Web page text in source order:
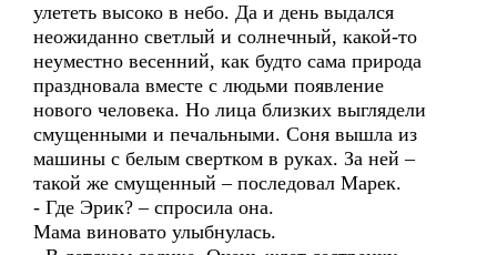
улететь высоко в небо. Да и день выдался
неожиданно светлый и солнечный, какой-то
неуместно весенний, как будто сама природа
праздновала вместе с людьми появление
нового человека. Но лица близких выглядели
смущенными и печальными. Соня вышла из
машины с белым свертком в руках. За ней –
такой же смущенный – последовал Марек.
- Где Эрик? – спросила она.
Мама виновато улыбнулась.